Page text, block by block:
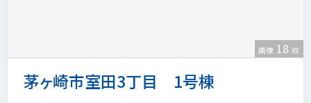
茅ヶ崎市室田3丁目 1号棟
画像 18 枚